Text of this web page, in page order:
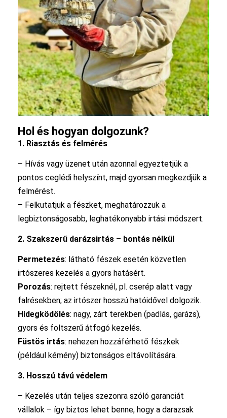
Hol és hogyan dolgozunk?
1. Riasztás és felmérés
– Hívás vagy üzenet után azonnal egyeztetjük a
pontos ceglédi helyszínt, majd gyorsan megkezdjük a
felmérést.
– Felkutatjuk a fészket, meghatározzuk a
legbiztonságosabb, leghatékonyabb irtási módszert.
2. Szakszerű darázsirtás – bontás nélkül
Permetezés: látható fészek esetén közvetlen
irtószeres kezelés a gyors hatásért.
Porozás: rejtett fészeknél, pl. cserép alatt vagy
falrésekben; az irtószer hosszú hatóidővel dolgozik.
Hidegködölés: nagy, zárt terekben (padlás, garázs),
gyors és foltszerű átfogó kezelés.
Füstös irtás: nehezen hozzáférhető fészkek
(például kémény) biztonságos eltávolítására.
3. Hosszú távú védelem
– Kezelés után teljes szezonra szóló garanciát
vállalok – így biztos lehet benne, hogy a darazsak